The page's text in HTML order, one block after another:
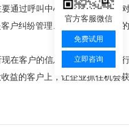
通过呼叫中心和互联网实现
户纠纷管理、问题和解决方案
在客户的信息推测客户将来的
益的客户上，让企业抓住机会
官方客服微信
免费试用
立即咨询